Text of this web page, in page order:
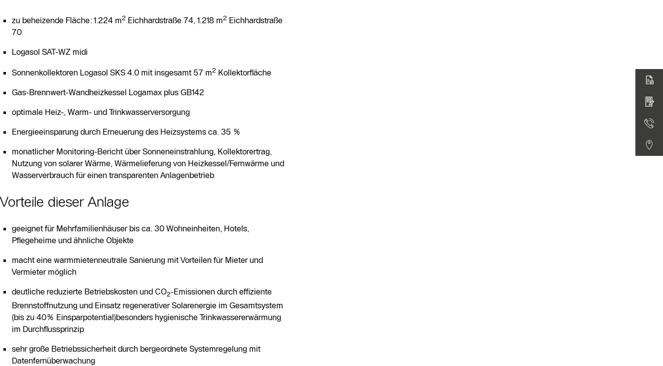
zu beheizende Fläche: 1.224 m2 Eichhardstraße 74, 1.218 m2 Eichhardstraße
70
Logasol SAT-WZ midi
Sonnenkollektoren Logasol SKS 4.0 mit insgesamt 57 m2 Kollektorfläche
Gas-Brennwert-Wandheizkessel Logamax plus GB142
optimale Heiz-, Warm- und Trinkwasserversorgung
Energieeinsparung durch Erneuerung des Heizsystems ca. 35 %
monatlicher Monitoring-Bericht über Sonneneinstrahlung, Kollektorertrag,
Nutzung von solarer Wärme, Wärmelieferung von Heizkessel/Fernwärme und
Wasserverbrauch für einen transparenten Anlagenbetrieb
Vorteile dieser Anlage
geeignet für Mehrfamilienhäuser bis ca. 30 Wohneinheiten, Hotels,
Pflegeheime und ähnliche Objekte
macht eine warmmietenneutrale Sanierung mit Vorteilen für Mieter und
Vermieter möglich
deutliche reduzierte Betriebskosten und CO2-Emissionen durch effiziente
Brennstoffnutzung und Einsatz regenerativer Solarenergie im Gesamtsystem
(bis zu 40% Einsparpotential)besonders hygienische Trinkwassererwärmung
im Durchflussprinzip
sehr große Betriebssicherheit durch bergeordnete Systemregelung mit
Datenfernüberwachung